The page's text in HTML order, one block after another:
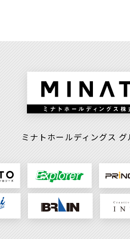
ミナトホールディングス グ